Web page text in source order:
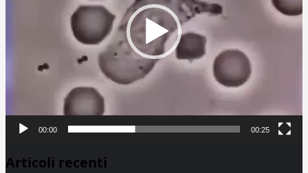
00:00 00:25
Articoli recenti